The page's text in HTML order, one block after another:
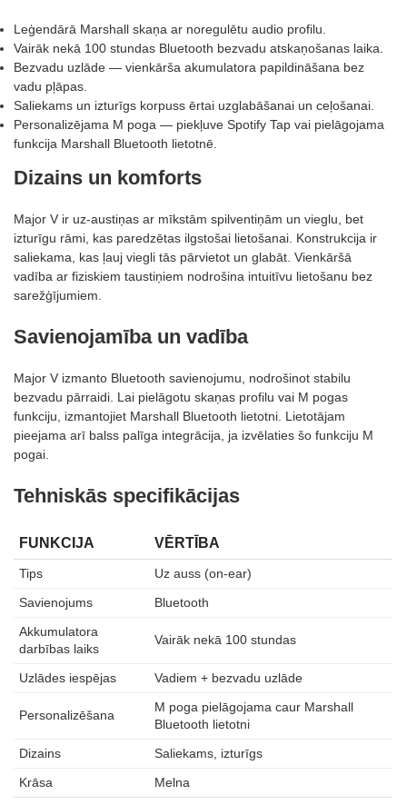
Leģendārā Marshall skaņa ar noregulētu audio profilu.
Vairāk nekā 100 stundas Bluetooth bezvadu atskaņošanas laika.
Bezvadu uzlāde — vienkārša akumulatora papildināšana bez
vadu pļāpas.
Saliekams un izturīgs korpuss ērtai uzglabāšanai un ceļošanai.
Personalizējama M poga — piekļuve Spotify Tap vai pielāgojama
funkcija Marshall Bluetooth lietotnē.
Dizains un komforts
Major V ir uz-austiņas ar mīkstām spilventiņām un vieglu, bet
izturīgu rāmi, kas paredzētas ilgstošai lietošanai. Konstrukcija ir
saliekama, kas ļauj viegli tās pārvietot un glabāt. Vienkāršā
vadība ar fiziskiem taustiņiem nodrošina intuitīvu lietošanu bez
sarežģījumiem.
Savienojamība un vadība
Major V izmanto Bluetooth savienojumu, nodrošinot stabilu
bezvadu pārraidi. Lai pielāgotu skaņas profilu vai M pogas
funkciju, izmantojiet Marshall Bluetooth lietotni. Lietotājam
pieejama arī balss palīga integrācija, ja izvēlaties šo funkciju M
pogai.
Tehniskās specifikācijas
FUNKCIJA VĒRTĪBA
Tips
Uz auss (on-ear)
Savienojums
Bluetooth
Akkumulatora
darbības laiks
Vairāk nekā 100 stundas
Uzlādes iespējas Vadiem + bezvadu uzlāde
Personalizēšana
M poga pielāgojama caur Marshall
Bluetooth lietotni
Dizains
Saliekams, izturīgs
Krāsa
Melna